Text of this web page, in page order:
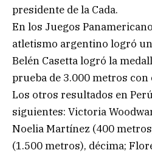
presidente de la Cada.
En los Juegos
atletismo argentino logró
Belén Casetta logró la
prueba de 3.000 metros con
Los otros resultados en
siguientes: Victoria
Noelia Martínez (400
(1.500 metros), décima;